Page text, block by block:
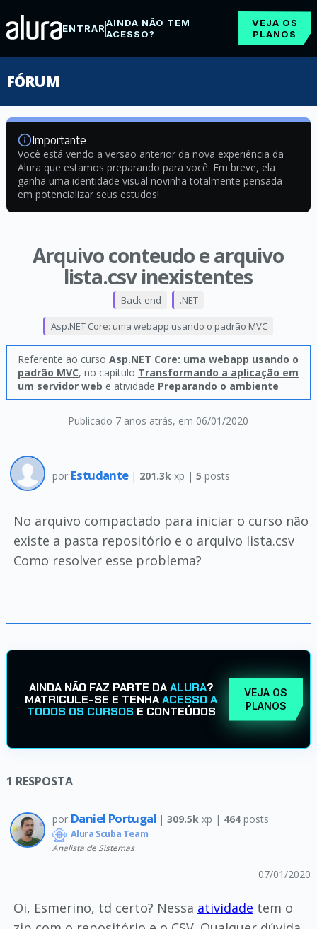
ENTRARAINDA NÃO TEM
ACESSO?
VEJA OS
PLANOS
FÓRUM
Importante
Você está vendo a versão anterior da nova experiência da
Alura que estamos preparando para você. Em breve, ela
ganha uma identidade visual novinha totalmente pensada
em potencializar seus estudos!
Arquivo conteudo e arquivo
lista.csv inexistentes
Publicado 7 anos atrás, em 06/01/2020
Back-end .NET
Asp.NET Core: uma webapp usando o padrão MVC
Referente ao curso Asp.NET Core: uma webapp usando o
padrão MVC, no capítulo Transformando a aplicação em
um servidor web e atividade Preparando o ambiente
por Estudante | 201.3k xp | 5 posts
No arquivo compactado para iniciar o curso não
existe a pasta repositório e o arquivo lista.csv
Como resolver esse problema?
AINDA NÃO FAZ PARTE DAALURA?
MATRICULE-SE E TENHAACESSO A
TODOS OS CURSOS E CONTEÚDOS
VEJA OS
PLANOS
1 RESPOSTA
por Daniel Portugal |309.5k xp | 464posts
Alura Scuba Team
Analista de Sistemas
07/01/2020
Oi, Esmerino, td certo? Nessa atividade tem o